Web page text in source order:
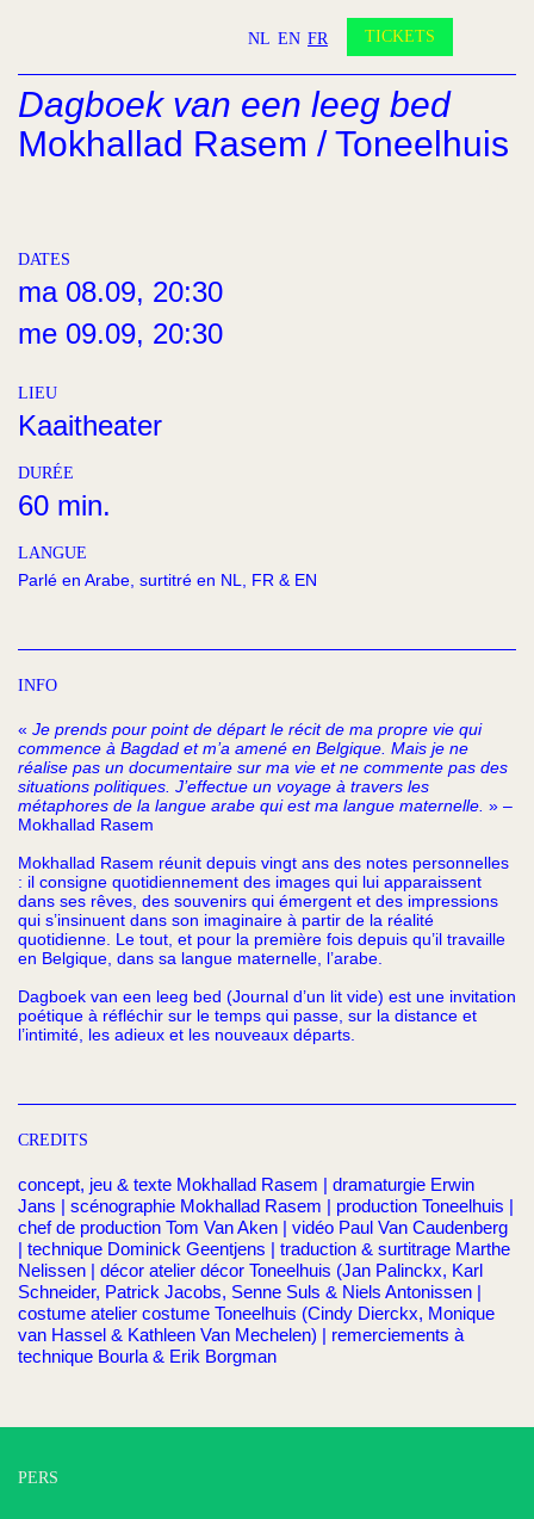
Contact
INSTAGRAM FACEBOOK YOUTUBE
NL EN FR TICKETS
Dagboek van een leeg bed
Mokhallad Rasem / Toneelhuis
DATES
ma 08.09, 20:30
me 09.09, 20:30
LIEU
Kaaitheater
DURÉE
60 min.
LANGUE
Parlé en Arabe, surtitré en NL, FR & EN
INFO
« Je prends pour point de départ le récit de ma propre vie qui
commence à Bagdad et m’a amené en Belgique. Mais je ne
réalise pas un documentaire sur ma vie et ne commente pas des
situations politiques. J’effectue un voyage à travers les
métaphores de la langue arabe qui est ma langue maternelle. » –
Mokhallad Rasem
Mokhallad Rasem réunit depuis vingt ans des notes personnelles
: il consigne quotidiennement des images qui lui apparaissent
dans ses rêves, des souvenirs qui émergent et des impressions
qui s’insinuent dans son imaginaire à partir de la réalité
quotidienne. Le tout, et pour la première fois depuis qu’il travaille
en Belgique, dans sa langue maternelle, l’arabe.
Dagboek van een leeg bed (Journal d’un lit vide) est une invitation
poétique à réfléchir sur le temps qui passe, sur la distance et
l’intimité, les adieux et les nouveaux départs.
CREDITS
concept, jeu & texte Mokhallad Rasem | dramaturgie Erwin
Jans | scénographie Mokhallad Rasem | production Toneelhuis |
chef de production Tom Van Aken | vidéo Paul Van Caudenberg
| technique Dominick Geentjens | traduction & surtitrage Marthe
Nelissen | décor atelier décor Toneelhuis (Jan Palinckx, Karl
Schneider, Patrick Jacobs, Senne Suls & Niels Antonissen |
costume atelier costume Toneelhuis (Cindy Dierckx, Monique
van Hassel & Kathleen Van Mechelen) | remerciements à
technique Bourla & Erik Borgman
PERS